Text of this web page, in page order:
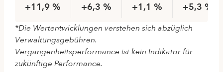
+11,9 %
+6,3 %
+1,1 %
+5,3 %
*Die Wertentwicklungen verstehen sich abzüglich
Verwaltungsgebühren.
Vergangenheitsperformance ist kein Indikator für
zukünftige Performance.